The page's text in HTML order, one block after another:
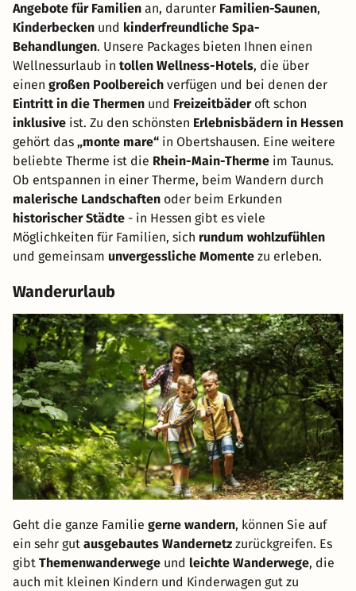
Angebote für Familien an, darunter Familien-Saunen,
Kinderbecken und kinderfreundliche Spa-
Behandlungen. Unsere Packages bieten Ihnen einen
Wellnessurlaub in tollen Wellness-Hotels, die über
einen großen Poolbereich verfügen und bei denen der
Eintritt in die Thermen und Freizeitbäderoft schon
inklusive ist. Zu den schönsten Erlebnisbädern in Hessen
gehört das „monte mare“ in Obertshausen. Eine weitere
beliebte Therme ist die Rhein-Main-Therme im Taunus.
Ob entspannen in einer Therme, beim Wandern durch
malerische Landschaften oder beim Erkunden
historischer Städte - in Hessen gibt es viele
Möglichkeiten für Familien, sich rundum wohlzufühlen
und gemeinsam unvergessliche Momente zu erleben.
Wanderurlaub
Geht die ganze Familie gerne wandern, können Sie auf
ein sehr gut ausgebautes Wandernetz zurückgreifen. Es
gibt Themenwanderwege und leichte Wanderwege, die
auch mit kleinen Kindern und Kinderwagen gut zu